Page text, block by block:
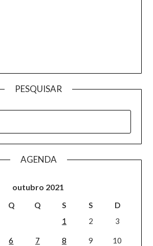
PESQUISAR
AGENDA
outubro 2021
Q Q S S
D
1
2 3
6 7 8 9 10